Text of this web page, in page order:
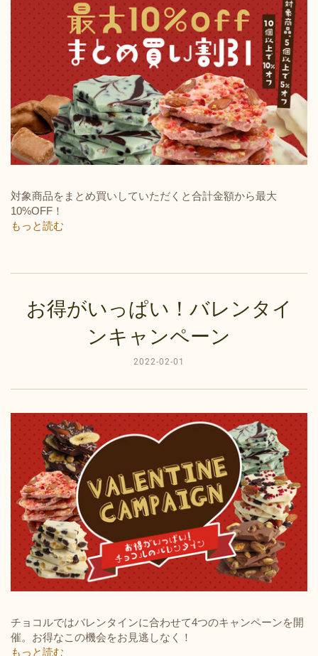
対象商品をまとめ買いしていただくと合計金額から最大
10%OFF！
もっと読む
お得がいっぱい！バレンタイ
ンキャンペーン
2022-02-01
チョコルではバレンタインに合わせて4つのキャンペーンを開
催。 お得なこの機会をお見逃しなく！
もっと読む